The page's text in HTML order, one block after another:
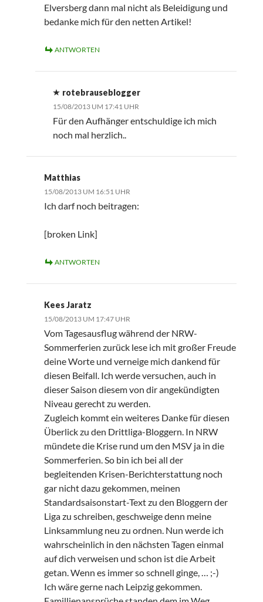
Elversberg dann mal nicht als Beleidigung und
bedanke mich für den netten Artikel!
ANTWORTEN
rotebrauseblogger
15/08/2013 UM 17:41 UHR
Für den Aufhänger entschuldige ich mich
noch mal herzlich..
Matthias
15/08/2013 UM 16:51 UHR
Ich darf noch beitragen:
[broken Link]
ANTWORTEN
Kees Jaratz
15/08/2013 UM 17:47 UHR
Vom Tagesausflug während der NRW-
Sommerferien zurück lese ich mit großer Freude
deine Worte und verneige mich dankend für
diesen Beifall. Ich werde versuchen, auch in
dieser Saison diesem von dir angekündigten
Niveau gerecht zu werden.
Zugleich kommt ein weiteres Danke für diesen
Überlick zu den Drittliga-Bloggern. In NRW
mündete die Krise rund um den MSV ja in die
Sommerferien. So bin ich bei all der
begleitenden Krisen-Berichterstattung noch
gar nicht dazu gekommen, meinen
Standardsaisonstart-Text zu den Bloggern der
Liga zu schreiben, geschweige denn meine
Linksammlung neu zu ordnen. Nun werde ich
wahrscheinlich in den nächsten Tagen einmal
auf dich verweisen und schon ist die Arbeit
getan. Wenn es immer so schnell ginge, … ;-)
Ich wäre gerne nach Leipzig gekommen.